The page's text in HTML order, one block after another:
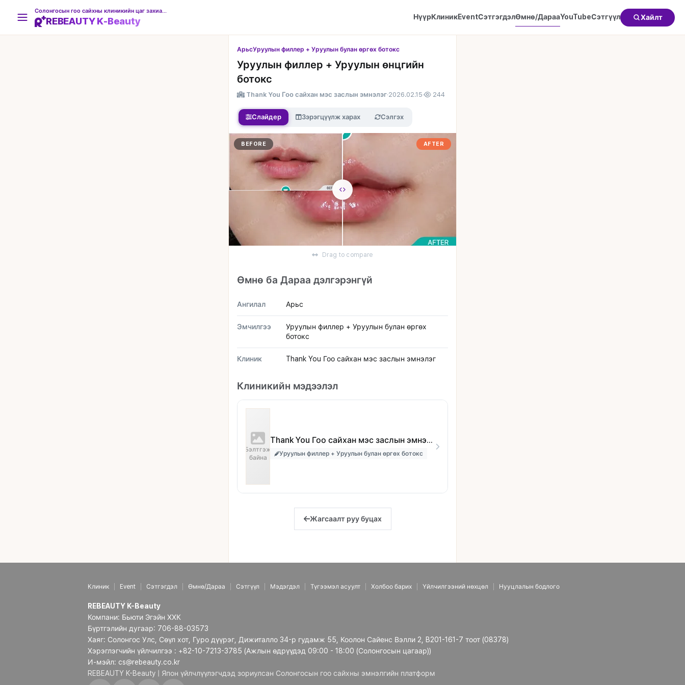
REBEAUTY K-Beauty НүүрКлиникEventСэтгэгдэлӨмнө/ДарааYouTubeСэтгүүл Хайлт
АрьсУруулын филлер + Уруулын булан өргөх ботокс
Уруулын филлер + Уруулын өнцгийн
ботокс
Thank You Гоо сайхан мэс заслын эмнэлэг·2026.02.15· 244
Слайдер Зэрэгцүүлж харах Сэлгэх
AFTER
BEFORE
Drag to compare
Өмнө ба Дараа дэлгэрэнгүй
Ангилал Арьс
Эмчилгээ
Уруулын филлер + Уруулын булан өргөх
ботокс
Клиник Thank You Гоо сайхан мэс заслын эмнэлэг
Клиникийн мэдээлэл
Бэлтгэж
байна
Thank You Гоо сайхан мэс заслын эмнэлэг
Уруулын филлер + Уруулын булан өргөх ботокс
Жагсаалт руу буцах
Клиник Event Сэтгэгдэл Өмнө/Дараа Сэтгүүл Мэдэгдэл Түгээмэл асуулт Холбоо барих Үйлчилгээний нөхцөл Нууцлалын бодлого
REBEAUTY K-Beauty
Компани: Бьюти Эгэйн ХХК
Бүртгэлийн дугаар: 706-88-03573
Хаяг: Солонгос Улс, Сөүл хот, Гуро дүүрэг, Дижиталло 34-р гудамж 55, Коолон Сайенс Вэлли 2, B201-161-7 тоот (08378)
Хэрэглэгчийн үйлчилгээ : +82-10-7213-3785 (Ажлын өдрүүдэд 09:00 - 18:00 (Солонгосын цагаар))
И-мэйл: cs@rebeauty.co.kr
REBEAUTY K-Beauty | Япон үйлчлүүлэгчдэд зориулсан Солонгосын гоо сайхны эмнэлгийн платформ